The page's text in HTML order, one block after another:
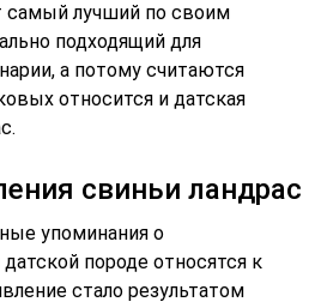
самый лучший по своим
подходящий для
а потому считаются
относится и датская
свиньи ландрас
упоминания о
породе относятся к
стало результатом